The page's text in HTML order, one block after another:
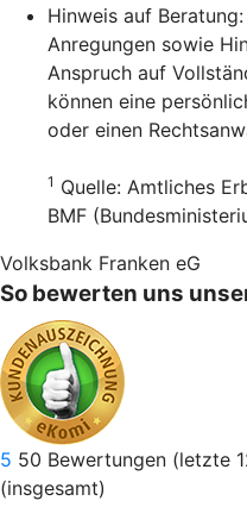
Hinweis auf
Anregungen sowie
Anspruch auf
können eine
oder einen
1 Quelle: Amtliches
BMF
Volksbank Franken eG
So bewerten uns
5 50 Bewertungen (letzte
(insgesamt)